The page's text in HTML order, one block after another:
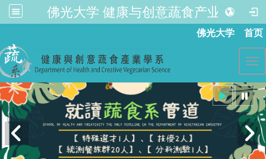
佛光大学 健康与创意蔬食产业学系
佛光大学 首页